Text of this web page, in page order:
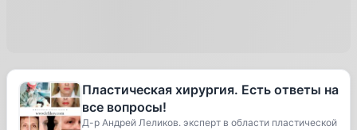
Пластическая хирургия. Есть ответы на
все вопросы!
Д-р Андрей Леликов. эксперт в области пластической